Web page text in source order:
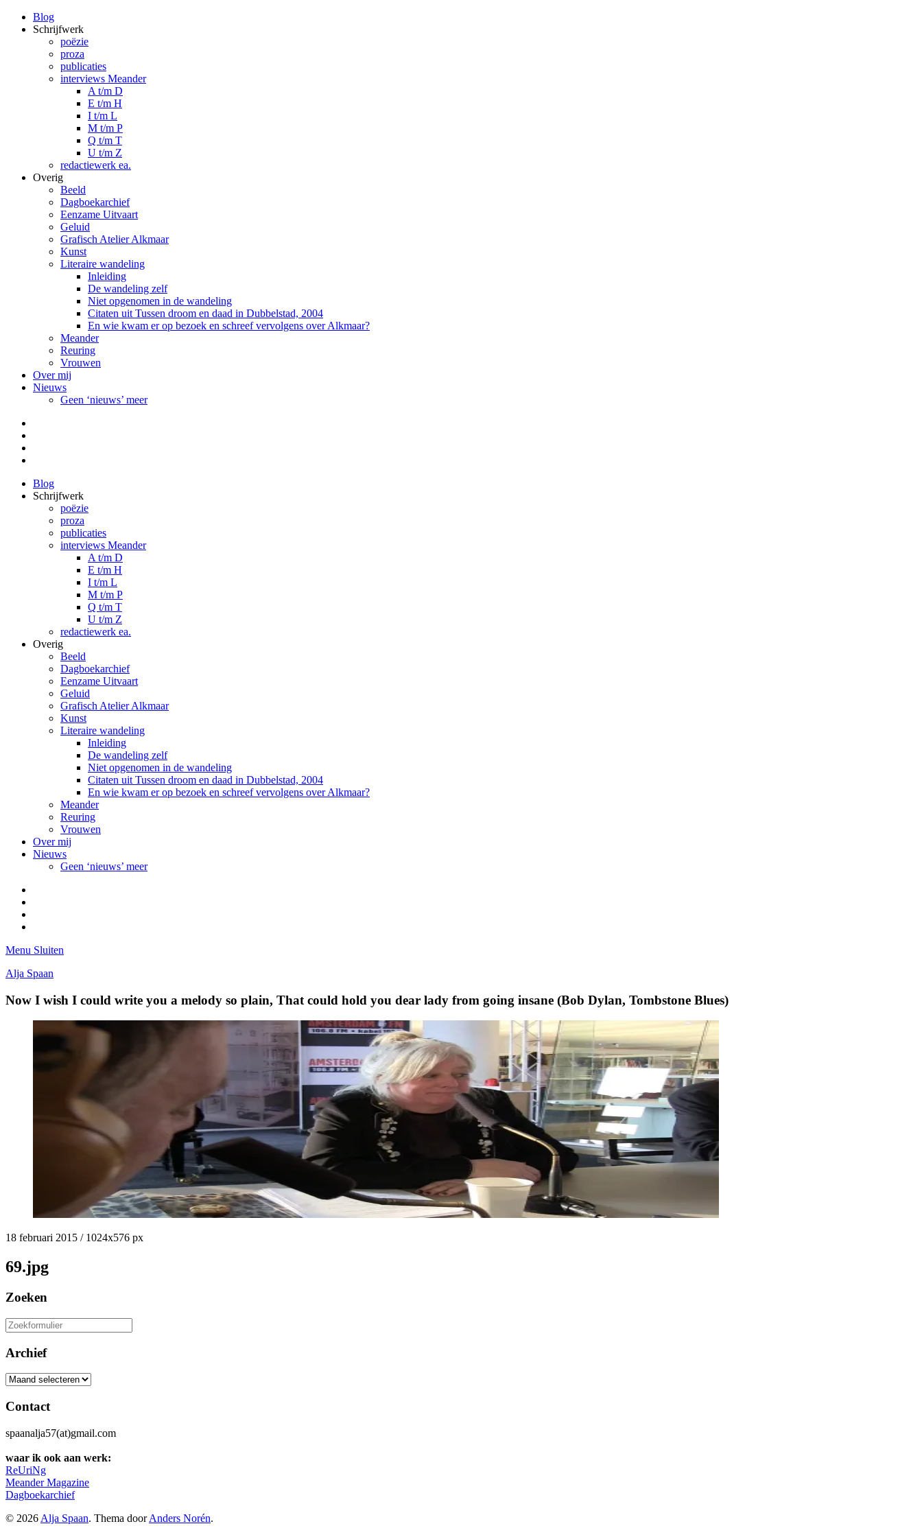
Blog
Schrijfwerk
poëzie
proza
publicaties
interviews Meander
A t/m D
E t/m H
I t/m L
M t/m P
Q t/m T
U t/m Z
redactiewerk ea.
Overig
Beeld
Dagboekarchief
Eenzame Uitvaart
Geluid
Grafisch Atelier Alkmaar
Kunst
Literaire wandeling
Inleiding
De wandeling zelf
Niet opgenomen in de wandeling
Citaten uit Tussen droom en daad in Dubbelstad, 2004
En wie kwam er op bezoek en schreef vervolgens over Alkmaar?
Meander
Reuring
Vrouwen
Over mij
Nieuws
Geen ‘nieuws’ meer
Blog
Schrijfwerk
poëzie
proza
publicaties
interviews Meander
A t/m D
E t/m H
I t/m L
M t/m P
Q t/m T
U t/m Z
redactiewerk ea.
Overig
Beeld
Dagboekarchief
Eenzame Uitvaart
Geluid
Grafisch Atelier Alkmaar
Kunst
Literaire wandeling
Inleiding
De wandeling zelf
Niet opgenomen in de wandeling
Citaten uit Tussen droom en daad in Dubbelstad, 2004
En wie kwam er op bezoek en schreef vervolgens over Alkmaar?
Meander
Reuring
Vrouwen
Over mij
Nieuws
Geen ‘nieuws’ meer
Menu Sluiten
Alja Spaan
Now I wish I could write you a melody so plain, That could hold you dear lady from going insane (Bob Dylan, Tombstone Blues)
18 februari 2015 /1024x576 px
69.jpg
Zoeken
Zoeken
naar:
Archief
Archief
Contact
spaanalja57(at)gmail.com
waar ik ook aan werk:
ReUriNg
Meander Magazine
Dagboekarchief
© 2026 Alja Spaan. Thema doorAnders Norén.